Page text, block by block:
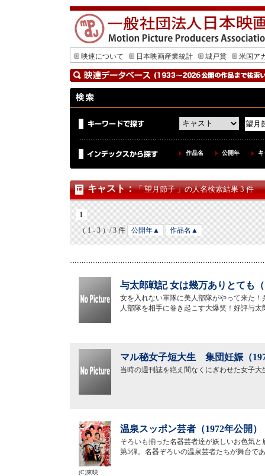
映連について 日本映画産業統計 城戸賞 米国ア
作品名 公開年
キャスト：「 望月節子 」の人名検索結果 3 件
1
（ 1 - 3 ）/ 3 件 公開年▲ 作品名▲
与太郎戦記 女は幾万ありとても
女を入れない軍隊に美人部隊がやって来た
人部隊を相手に巻き起こす大爆笑！好評与
マル秘女子短大生 集団妊娠（
当時の週刊誌を絶え間なくにぎわせた女子
温泉スッポン芸者（1972年公開）
そろいも揃った名器芸者達が妖しいお色気
第5弾。名器ぞろいの温泉芸者たちが舞台で
(C)東映